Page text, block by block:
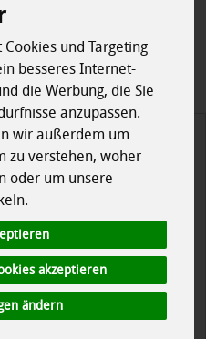
und Targeting
besseres Internet-
die Werbung, die Sie
anzupassen.
wir außerdem um
zu verstehen, woher
oder um unsere
akzeptieren
ändern